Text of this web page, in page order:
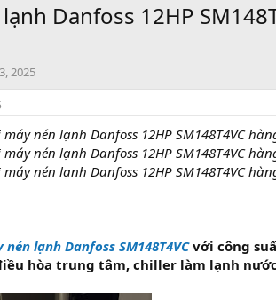
Danfoss 12HP
2025
nén lạnh Danfoss 12HP SM148T4VC
nén lạnh Danfoss 12HP SM148T4VC
nén lạnh Danfoss 12HP SM148T4VC
lạnh Danfoss SM148T4VCvới công
hòa trung tâm, chiller làm lạnh